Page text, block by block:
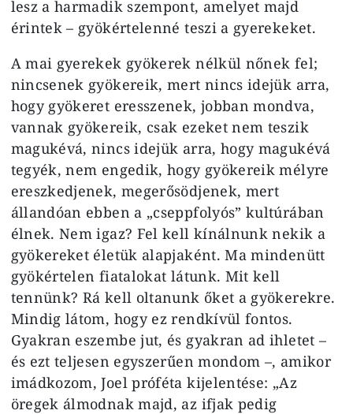
lesz a harmadik szempont, amelyet majd
érintek – gyökértelenné teszi a gyerekeket.
A mai gyerekek gyökerek nélkül nőnek fel;
nincsenek gyökereik, mert nincs idejük arra,
hogy gyökeret eresszenek, jobban mondva,
vannak gyökereik, csak ezeket nem teszik
magukévá, nincs idejük arra, hogy magukévá
tegyék, nem engedik, hogy gyökereik mélyre
ereszkedjenek, megerősödjenek, mert
állandóan ebben a „cseppfolyós” kultúrában
élnek. Nem igaz? Fel kell kínálnunk nekik a
gyökereket életük alapjaként. Ma mindenütt
gyökértelen fiatalokat látunk. Mit kell
tennünk? Rá kell oltanunk őket a gyökerekre.
Mindig látom, hogy ez rendkívül fontos.
Gyakran eszembe jut, és gyakran ad ihletet –
és ezt teljesen egyszerűen mondom –, amikor
imádkozom, Joel próféta kijelentése: „Az
öregek álmodnak majd, az ifjak pedig